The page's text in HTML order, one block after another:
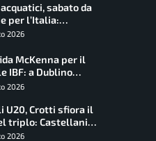
sabato da
per l’Italia:
guida la staffetta,
2026
McKenna per il
IBF: a Dublino
nella tana
2026
U20, Crotti sfiora il
triplo: Castellani
Succo in finale
2026